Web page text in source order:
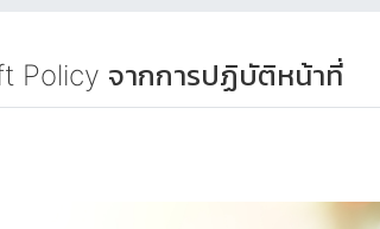
Policy จากการปฏิบัติหน้าที่